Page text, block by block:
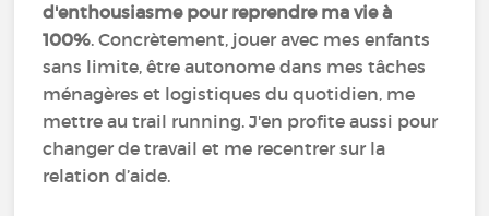
d'enthousiasme pour reprendre ma vie à
100%. Concrètement, jouer avec mes enfants
sans limite, être autonome dans mes tâches
ménagères et logistiques du quotidien, me
mettre au trail running. J'en profite aussi pour
changer de travail et me recentrer sur la
relation d’aide.